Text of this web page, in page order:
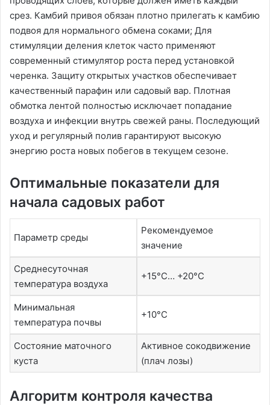
срез. Камбий привоя обязан плотно прилегать к камбию
подвоя для нормального обмена соками; Для
стимуляции деления клеток часто применяют
современный стимулятор роста перед установкой
черенка. Защиту открытых участков обеспечивает
качественный парафин или садовый вар. Плотная
обмотка лентой полностью исключает попадание
воздуха и инфекции внутрь свежей раны. Последующий
уход и регулярный полив гарантируют высокую
энергию роста новых побегов в текущем сезоне.
Оптимальные показатели для
начала садовых работ
Параметр среды
Рекомендуемое
значение
Среднесуточная
температура воздуха
+15°C… +20°C
Минимальная
температура почвы
+10°C
Состояние маточного
куста
Активное сокодвижение
(плач лозы)
Алгоритм контроля качества